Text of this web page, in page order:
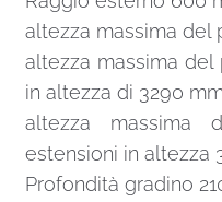
altezza massima del
altezza massima
in altezza di 3290
altezza massima
estensioni in altezza
Profondità gradino